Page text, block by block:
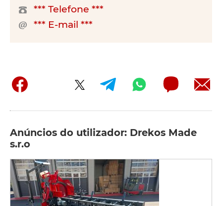
*** Telefone ***
*** E-mail ***
Anúncios do utilizador: Drekos Made
s.r.o